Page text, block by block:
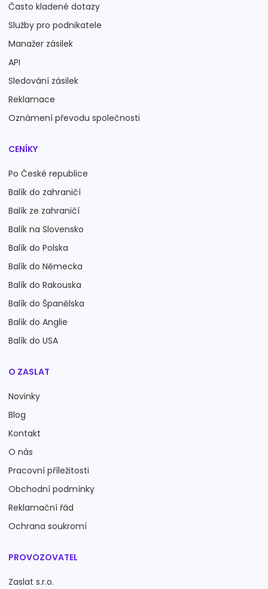
Často kladené dotazy
Služby pro podnikatele
Manažer zásilek
API
Sledování zásilek
Reklamace
Oznámení převodu společnosti
CENÍKY
Po České republice
Balík do zahraničí
Balík ze zahraničí
Balík na Slovensko
Balík do Polska
Balík do Německa
Balík do Rakouska
Balík do Španělska
Balík do Anglie
Balík do USA
O ZASLAT
Novinky
Blog
Kontakt
O nás
Pracovní příležitosti
Obchodní podmínky
Reklamační řád
Ochrana soukromí
PROVOZOVATEL
Zaslat s.r.o.